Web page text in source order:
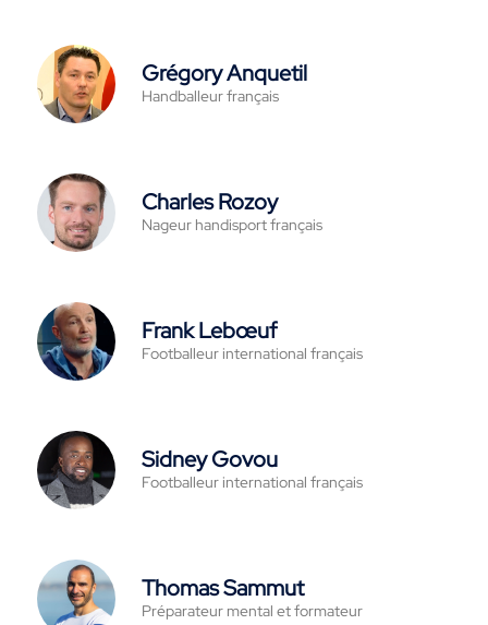
Grégory Anquetil
Handballeur français
Charles Rozoy
Nageur handisport français
Frank Lebœuf
Footballeur international français
Sidney Govou
Footballeur international français
Thomas Sammut
Préparateur mental et formateur